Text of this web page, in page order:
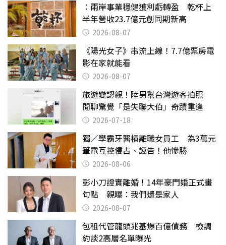
：兩岸事業穩健獲利虧轉盈 乾杯上
半年營收23.7億元創同期新高
2026-08-07
《陽光女子》串流上線！7.7億票房電
影在家就能看
2026-08-07
旅遊變認親！陸男幫台灣遊客拍照
閒聊驚覺「是失聯大伯」奇蹟重逢
2026-07-18
獨／學霸牙醫槓離職女員工 為3萬元
筆電互控侵占、誣告！他慘勝
2026-08-06
彭小刀證實離婚！14年豪門婚正式畫
句點 親曝：我們還是家人
2026-08-07
包租代管龍頭兆基爆百億債務 檢調
約談2高層名單曝光